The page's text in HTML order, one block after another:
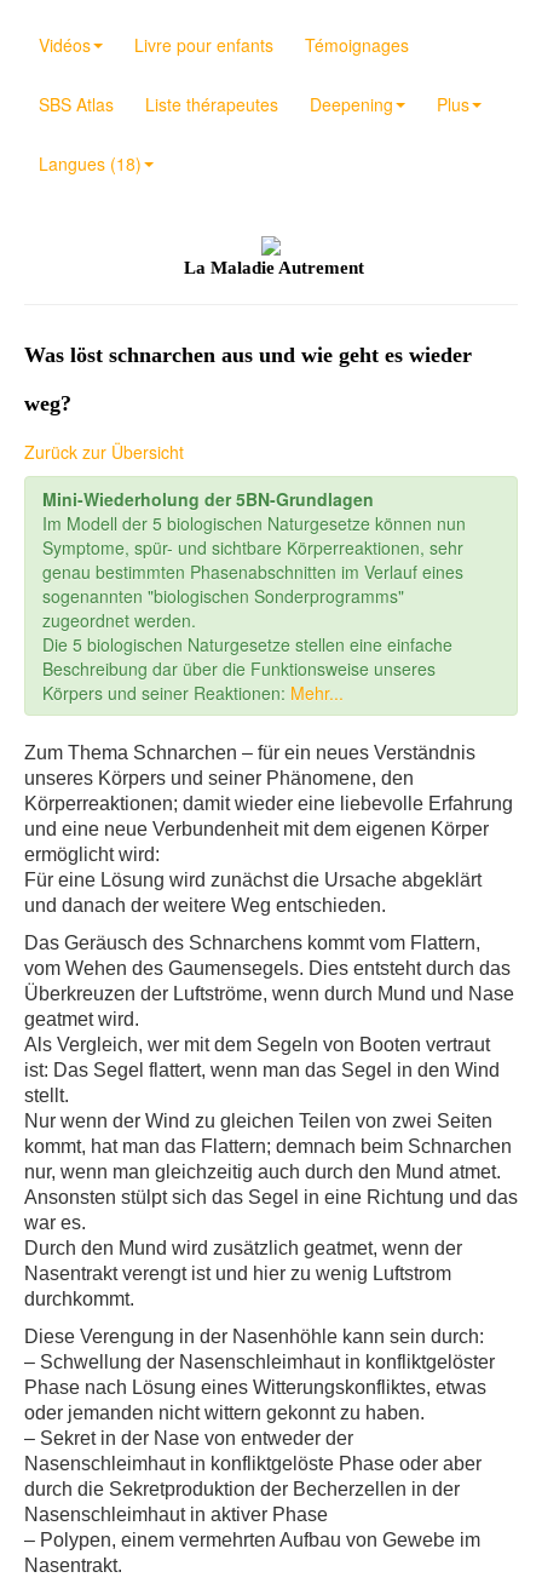
Vidéos Livre pour enfants Témoignages
SBS Atlas Liste thérapeutes Deepening Plus
Langues (18)
La Maladie Autrement
Was löst schnarchen aus und wie geht es wieder
weg?
Zurück zur Übersicht
Mini-Wiederholung der 5BN-Grundlagen
Im Modell der 5 biologischen Naturgesetze können nun
Symptome, spür- und sichtbare Körperreaktionen, sehr
genau bestimmten Phasenabschnitten im Verlauf eines
sogenannten "biologischen Sonderprogramms"
zugeordnet werden.
Die 5 biologischen Naturgesetze stellen eine einfache
Beschreibung dar über die Funktionsweise unseres
Körpers und seiner Reaktionen: Mehr...
Zum Thema Schnarchen – für ein neues Verständnis
unseres Körpers und seiner Phänomene, den
Körperreaktionen; damit wieder eine liebevolle Erfahrung
und eine neue Verbundenheit mit dem eigenen Körper
ermöglicht wird:
Für eine Lösung wird zunächst die Ursache abgeklärt
und danach der weitere Weg entschieden.
Das Geräusch des Schnarchens kommt vom Flattern,
vom Wehen des Gaumensegels. Dies entsteht durch das
Überkreuzen der Luftströme, wenn durch Mund und Nase
geatmet wird.
Als Vergleich, wer mit dem Segeln von Booten vertraut
ist: Das Segel flattert, wenn man das Segel in den Wind
stellt.
Nur wenn der Wind zu gleichen Teilen von zwei Seiten
kommt, hat man das Flattern; demnach beim Schnarchen
nur, wenn man gleichzeitig auch durch den Mund atmet.
Ansonsten stülpt sich das Segel in eine Richtung und das
war es.
Durch den Mund wird zusätzlich geatmet, wenn der
Nasentrakt verengt ist und hier zu wenig Luftstrom
durchkommt.
Diese Verengung in der Nasenhöhle kann sein durch:
– Schwellung der Nasenschleimhaut in konfliktgelöster
Phase nach Lösung eines Witterungskonfliktes, etwas
oder jemanden nicht wittern gekonnt zu haben.
– Sekret in der Nase von entweder der
Nasenschleimhaut in konfliktgelöste Phase oder aber
durch die Sekretproduktion der Becherzellen in der
Nasenschleimhaut in aktiver Phase
– Polypen, einem vermehrten Aufbau von Gewebe im
Nasentrakt.